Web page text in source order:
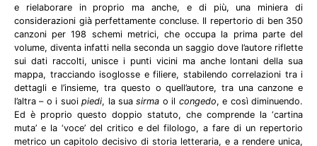
e rielaborare in proprio ma anche, e di più, una miniera di
considerazioni già perfettamente concluse. Il repertorio di ben 350
canzoni per 198 schemi metrici, che occupa la prima parte del
volume, diventa infatti nella seconda un saggio dove l’autore riflette
sui dati raccolti, unisce i punti vicini ma anche lontani della sua
mappa, tracciando isoglosse e filiere, stabilendo correlazioni tra i
dettagli e l’insieme, tra questo o quell’autore, tra una canzone e
l’altra – o i suoipiedi, la suasirma o il congedo, e così diminuendo.
Ed è proprio questo doppio statuto, che comprende la ‘cartina
muta’ e la ‘voce’ del critico e del filologo, a fare di un repertorio
metrico un capitolo decisivo di storia letteraria, e a rendere unica,